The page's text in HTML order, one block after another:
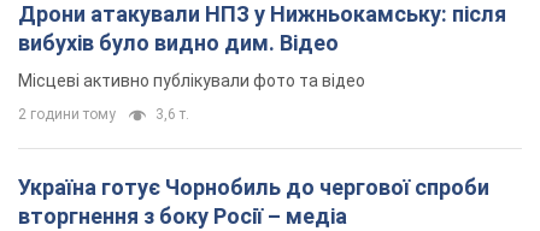
Дрони атакували НПЗ у Нижньокамську: після
вибухів було видно дим. Відео
Місцеві активно публікували фото та відео
2 години тому 3,6 т.
Україна готує Чорнобиль до чергової спроби
вторгнення з боку Росії – медіа